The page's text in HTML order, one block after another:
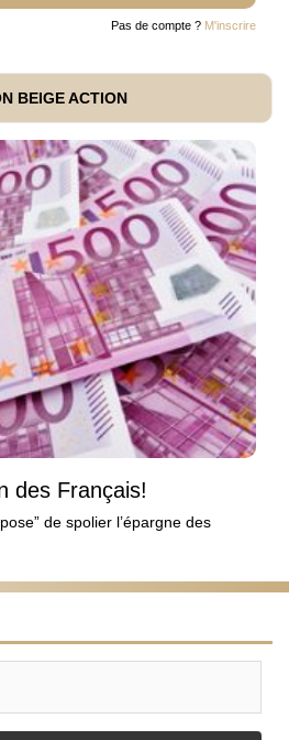
Pas de compte ? M'inscrire
BEIGE ACTION
des Français!
de spolier l’épargne des